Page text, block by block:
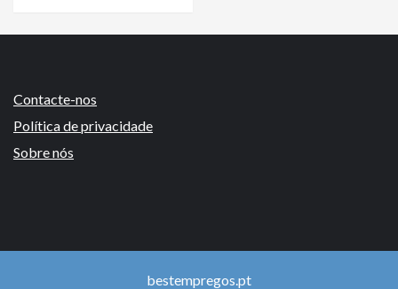
Contacte-nos
Política de privacidade
Sobre nós
bestempregos.pt